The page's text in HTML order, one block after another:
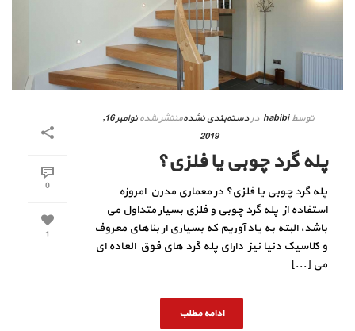
0
1
توسط habibi دردسته‌بندی نشدهمنتشر شده
نوامبر 16,
2019
پله گرد چوبی یا فلزی؟
پله گرد چوبی یا فلزی؟ در معماری مدرن امروزه
استفاده از پله گرد چوبی و فلزی بسیار متداول می
باشد، البته به یاد آوریم که بسیاری ار بناهای معروف
و کلاسیک دنیا نیز دارای پله گرد های فوق العاده ای
می [...]
ادامه مطلب